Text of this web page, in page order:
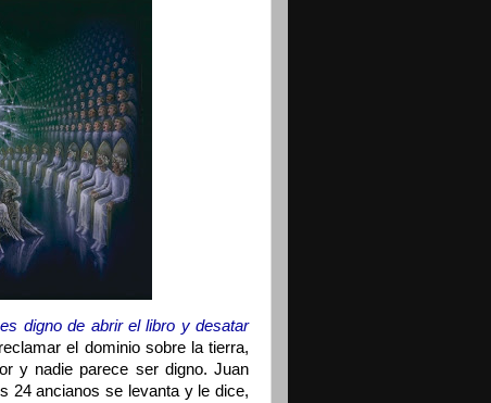
digno de abrir el libro y desatar
el dominio sobre la tierra,
y nadie parece ser digno. Juan
24 ancianos se levanta y le dice,